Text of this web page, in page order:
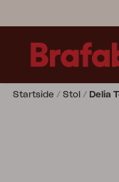
Startside Stol Delia